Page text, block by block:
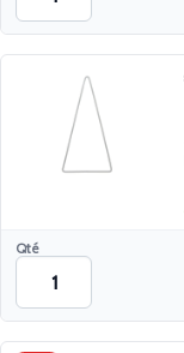
Qté